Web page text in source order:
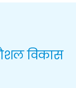
विकास